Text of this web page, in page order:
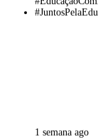
1 semana ago